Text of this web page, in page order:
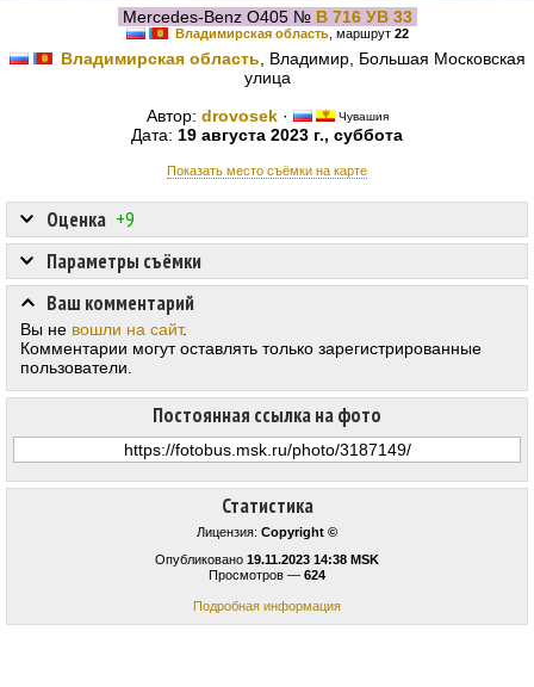
Mercedes-Benz O405 № В 716 УВ 33
Владимирская область, маршрут 22
Владимирская область , Владимир, Большая Московская
улица
Автор: drovosek· Чувашия
Дата: 19 августа 2023 г., суббота
Показать место съёмки на карте
Статистика
Лицензия: Copyright ©
Опубликовано 19.11.2023 14:38 MSK
Просмотров — 624
Подробная информация
Оценка +9
Постоянная ссылка на фото
Параметры съёмки
Ваш комментарий
Вы не вошли на сайт.
Комментарии могут оставлять только зарегистрированные
пользователи.